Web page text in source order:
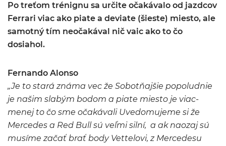
Po treťom trénignu sa určite očakávalo od jazdcov
Ferrari viac ako piate a deviate (šieste) miesto, ale
samotný tím neočakával nič vaic ako to čo
dosiahol.
Fernando Alonso
„Je to stará známa vec že Sobotňajšie popoludnie
je našim slabým bodom a piate miesto je viac-
menej to čo sme očakávali Uvedomujeme si že
Mercedes a Red Bull sú veľmi silní, a ak naozaj sú
musíme začať brať body Vettelovi, z Mercedesu